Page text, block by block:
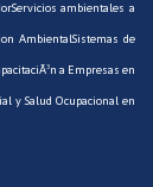
Servicios ambientales a
AmbientalSistemas de
a Empresas en
y Salud Ocupacional en